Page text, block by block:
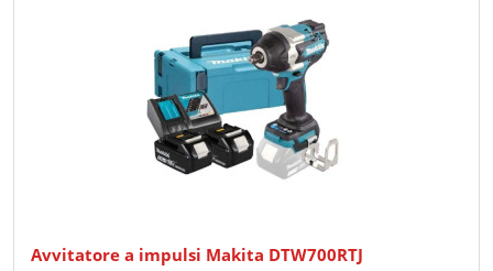
Avvitatore a impulsi Makita DTW700RTJ